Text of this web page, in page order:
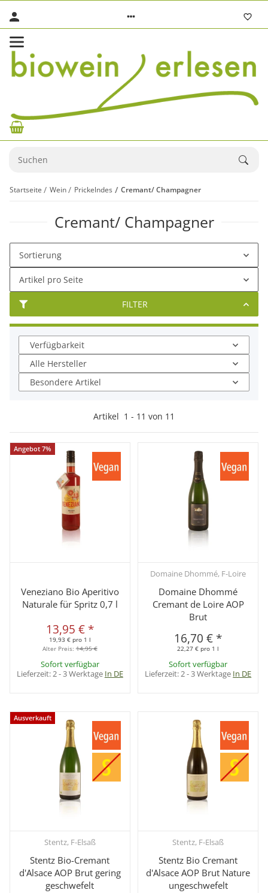
Startseite Wein Prickelndes Cremant/ Champagner
Cremant/ Champagner
FILTER
Sortierung
Artikel pro Seite
Verfügbarkeit
Alle Hersteller
Besondere Artikel
Artikel 1 - 11 von 11
Angebot 7%
Veneziano Bio Aperitivo
Naturale für Spritz 0,7 l
13,95 € *
19,93 € pro 1 l
Alter Preis: 14,95 €
Sofort verfügbar
Lieferzeit:2 - 3 Werktage In DE
Domaine Dhommé, F-Loire
Domaine Dhommé
Cremant de Loire AOP
Brut
16,70 € *
22,27 € pro 1 l
Sofort verfügbar
Lieferzeit:2 - 3 Werktage In DE
Ausverkauft
Stentz, F-Elsaß
Stentz Bio-Cremant
d'Alsace AOP Brut gering
geschwefelt
Stentz, F-Elsaß
Stentz Bio Cremant
d'Alsace AOP Brut Nature
ungeschwefelt